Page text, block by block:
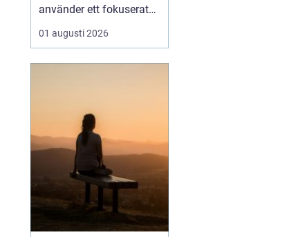
använder ett fokuserat
och avslappnat
sinnestillstånd för att
kan personen få tillgå...
01 augusti 2026